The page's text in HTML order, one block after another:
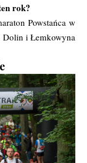
rok?
Powstańca w
Dolin i Łemkowyna